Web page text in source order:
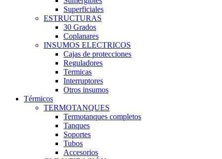
Superficiales
ESTRUCTURAS
30 Grados
Coplanares
INSUMOS ELECTRICOS
Cajas de protecciones
Reguladores
Termicas
Interruptores
Otros insumos
Térmicos
TERMOTANQUES
Termotanques completos
Tanques
Soportes
Tubos
Accesorios